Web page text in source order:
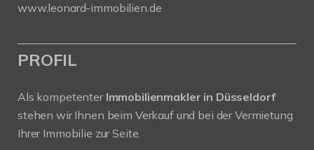
www.leonard-immobilien.de
PROFIL
Als kompetenter Immobilienmakler in Düsseldorf
stehen wir Ihnen beim Verkauf und bei der Vermietung
Ihrer Immobilie zur Seite.